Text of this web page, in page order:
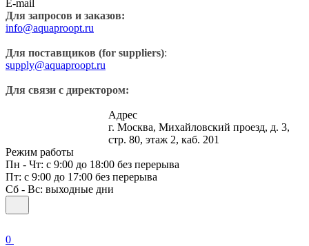
E-mail
Для запросов и заказов:
info@aquaproopt.ru
Для поставщиков (for suppliers):
supply@aquaproopt.ru
Для связи с директором:
Адрес
г. Москва, Михайловский проезд, д. 3,
стр. 80, этаж 2, каб. 201
Режим работы
Пн - Чт: с 9:00 до 18:00 без перерыва
Пт: с 9:00 до 17:00 без перерыва
Сб - Вс: выходные дни
0